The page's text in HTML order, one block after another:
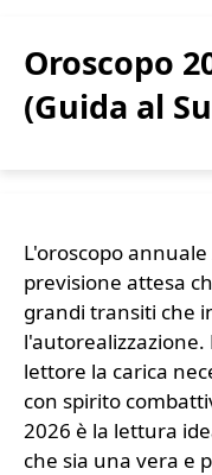
Oroscopo
(Guida al
L'oroscopo
previsione attesa
grandi transiti che
l'autorealizzazione.
lettore la carica
con spirito
2026 è la lettura
che sia una vera e